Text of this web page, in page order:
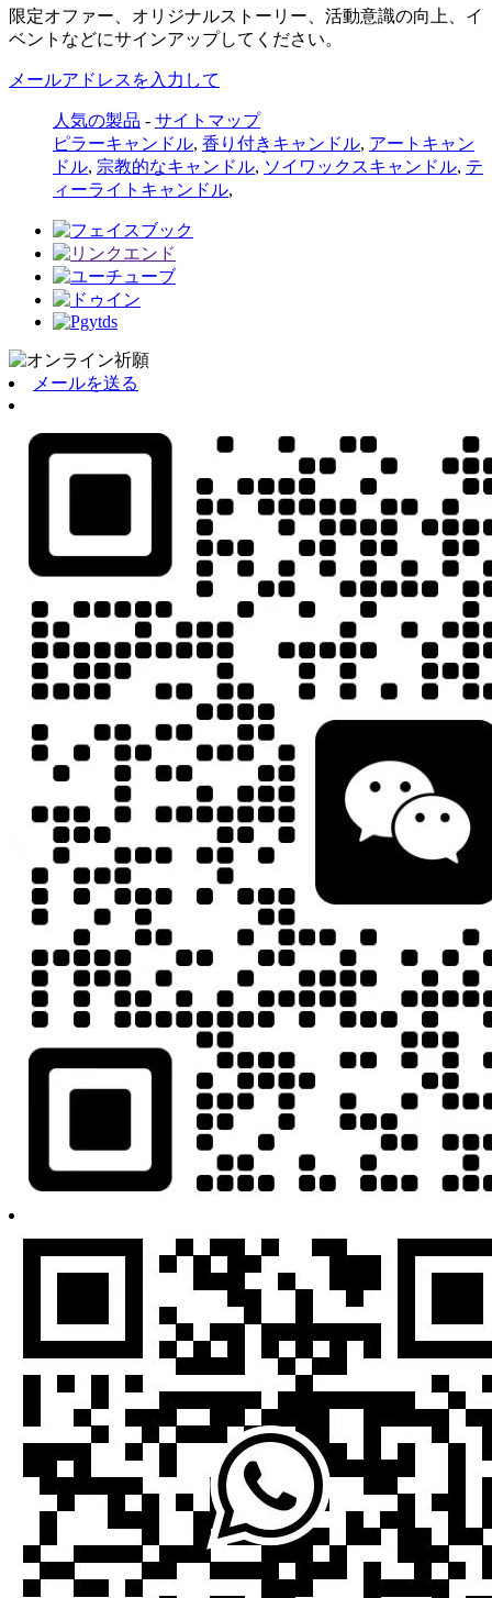
限定オファー、オリジナルストーリー、活動意識の向上、イ
ベントなどにサインアップしてください。
メールアドレスを入力して
人気の製品 - サイトマップ
ピラーキャンドル, 香り付きキャンドル, アートキャン
ドル, 宗教的なキャンドル, ソイワックスキャンドル, テ
ィーライトキャンドル,
メールを送る